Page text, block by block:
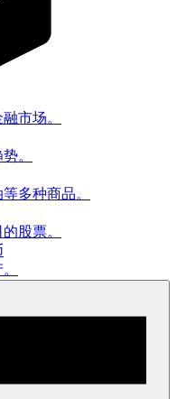
市场。
。
多种商品。
股票。